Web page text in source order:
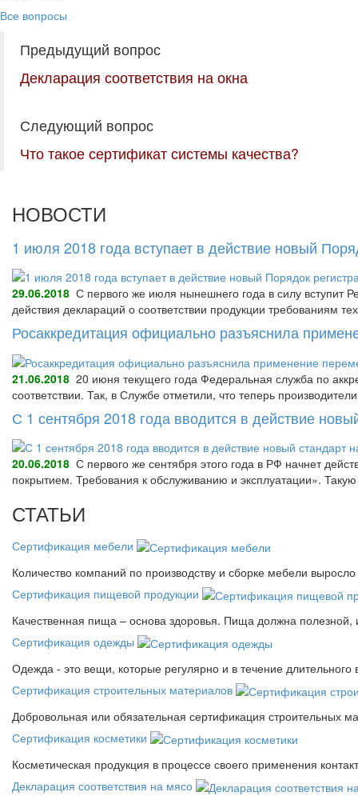
Все вопросы
Предыдущий вопрос
Декларация соответствия на окна
Следующий вопрос
Что такое сертификат системы качества?
НОВОСТИ
1 июля 2018 года вступает в действие новый
29.06.2018 С первого же июля нынешнего года в силу вступит
действия деклараций о соответствии продукции требованиям
Росаккредитация официально разъяснила
21.06.2018 20 июня текущего года Федеральная служба по
соответствии. Так, в Службе отметили, что теперь
С 1 сентября 2018 года вводится в действие
20.06.2018 С первого же сентября этого года в РФ начнет
покрытием. Требования к обслуживанию и эксплуатации».
СТАТЬИ
Сертификация мебели
Количество компаний по производству и сборке мебели
Сертификация пищевой продукции
Качественная пища – основа здоровья. Пища должна
Сертификация одежды
Одежда - это вещи, которые регулярно и в течение
Сертификация строительных материалов
Добровольная или обязательная сертификация строительных
Сертификация косметики
Косметическая продукция в процессе своего применения
Декларация соответствия на мясо